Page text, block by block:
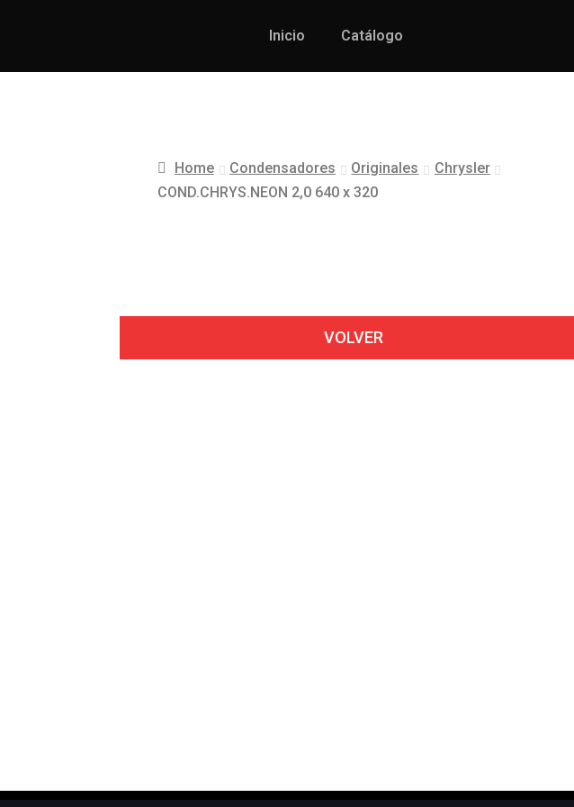
Inicio Catálogo
Home Condensadores Originales
Chrysler
COND.CHRYS.NEON 2,0 640 x 320
VOLVER